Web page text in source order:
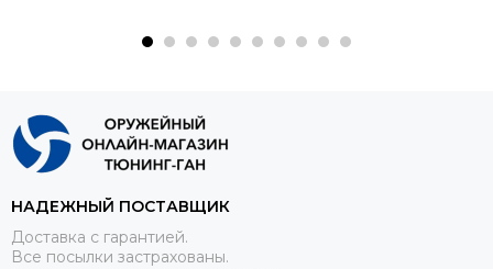
НАДЕЖНЫЙ ПОСТАВЩИК
Доставка с гарантией.
Все посылки застрахованы.